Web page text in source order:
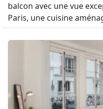
balcon avec une vue
Paris, une cuisine